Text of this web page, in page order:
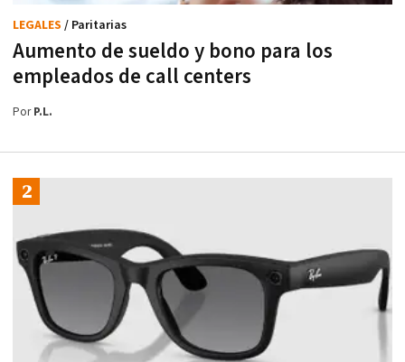
Aumento de sueldo y bono para los
empleados de call centers
LEGALES / Paritarias
PorP.L.